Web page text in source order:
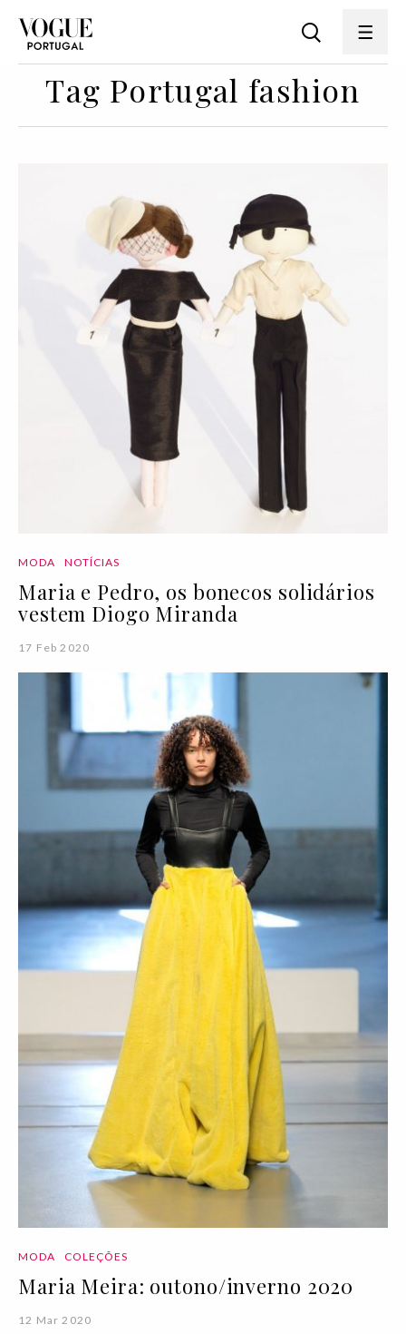
Tag Portugal fashion
MODA NOTÍCIAS
Maria e Pedro, os bonecos solidários
vestem Diogo Miranda
17 Feb 2020
MODA COLEÇÕES
Maria Meira: outono/inverno 2020
12 Mar 2020